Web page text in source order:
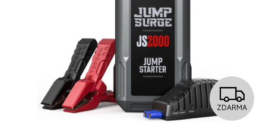
Z
D
ZDARMA